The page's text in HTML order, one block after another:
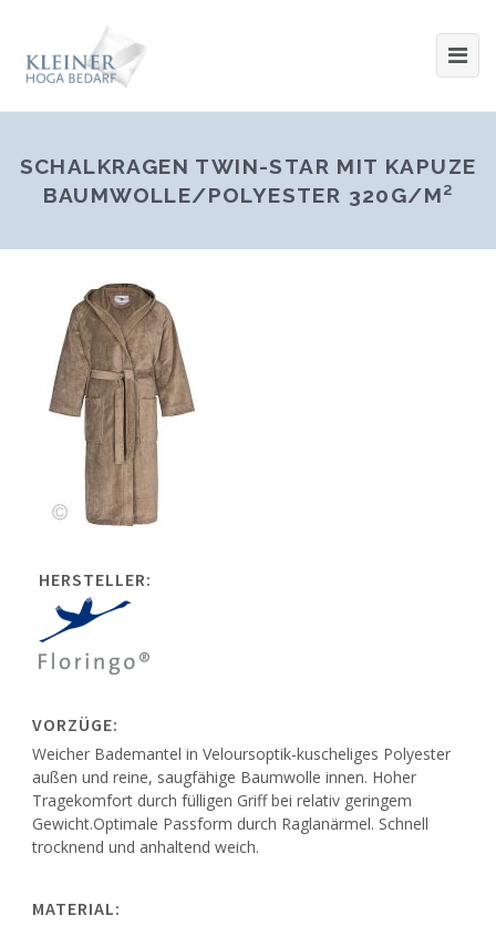
SCHALKRAGEN TWIN-STAR MIT KAPUZE
BAUMWOLLE/POLYESTER 320G/M²
HERSTELLER:
VORZÜGE:
Weicher Bademantel in Veloursoptik-kuscheliges Polyester
außen und reine, saugfähige Baumwolle innen. Hoher
Tragekomfort durch fülligen Griff bei relativ geringem
Gewicht.Optimale Passform durch Raglanärmel. Schnell
trocknend und anhaltend weich.
MATERIAL: